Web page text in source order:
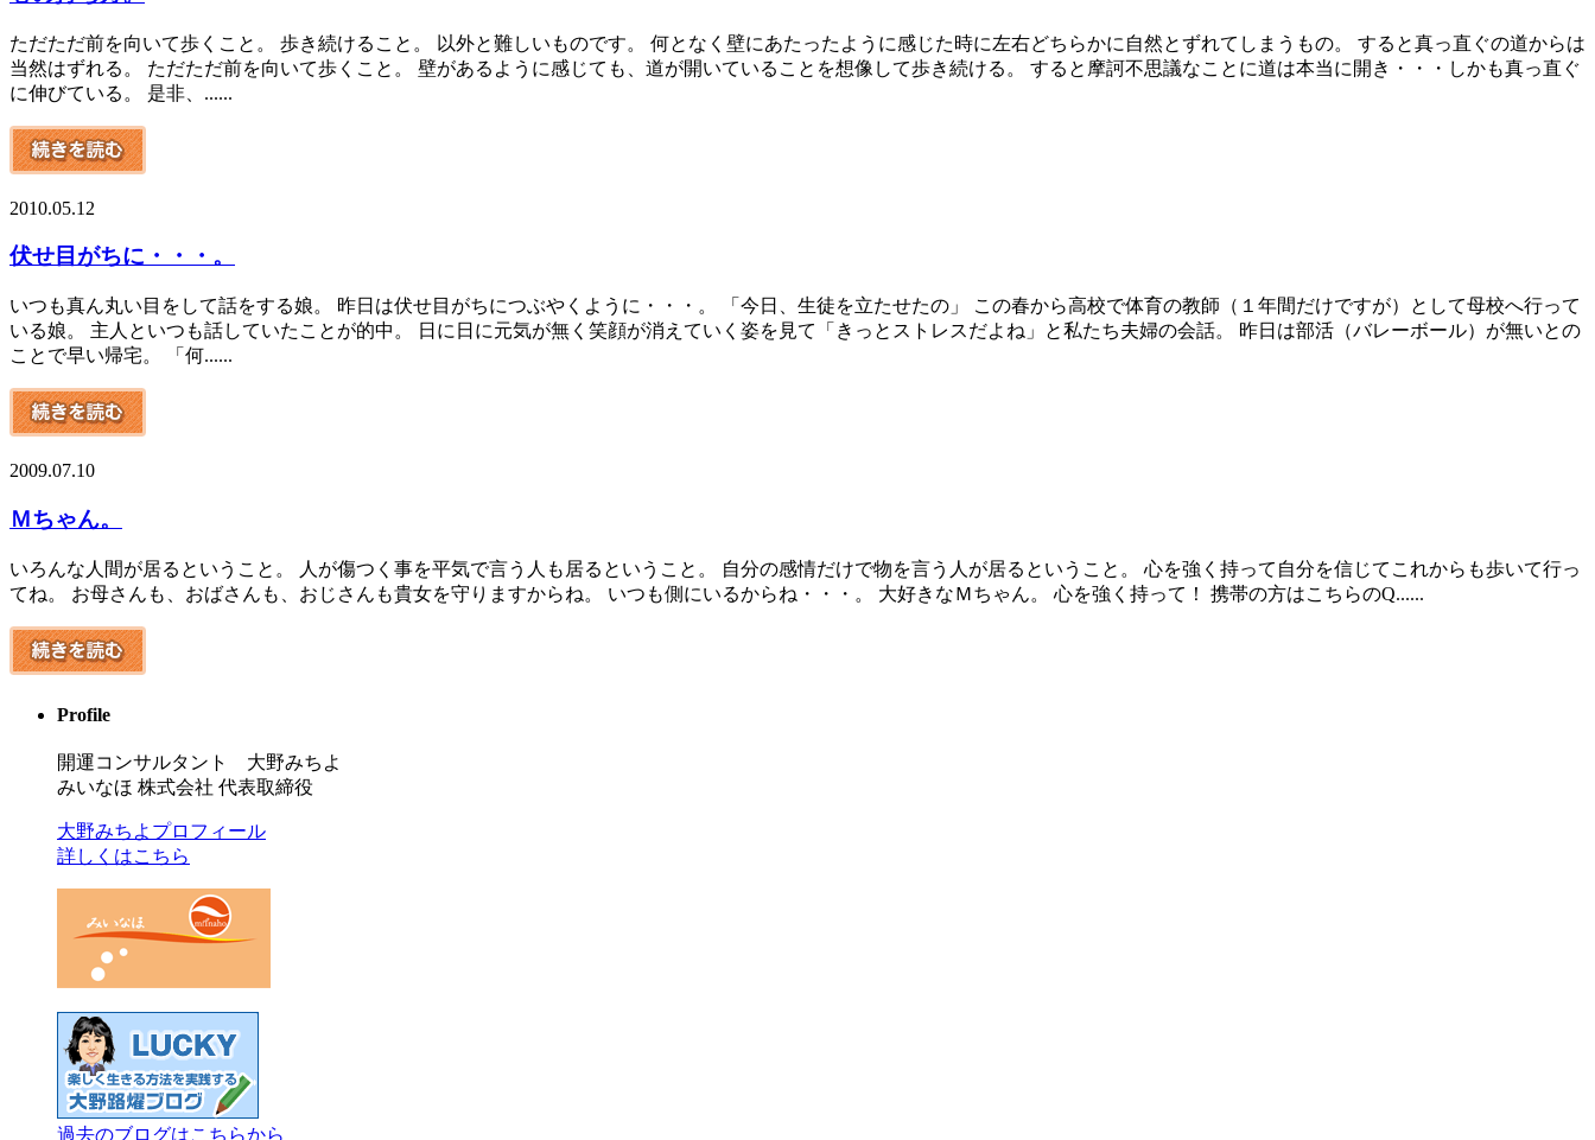
ただただ前を向いて歩くこと。 歩き続けること。 以外と難しいものです。 何となく壁にあたったように感じた時に左右どちらかに自然とずれてしまうもの。 すると真っ直ぐの道からは
当然はずれる。 ただただ前を向いて歩くこと。 壁があるように感じても、道が開いていることを想像して歩き続ける。 すると摩訶不思議なことに道は本当に開き・・・しかも真っ直ぐ
に伸びている。 是非、......
2010.05.12
伏せ目がちに・・・。
いつも真ん丸い目をして話をする娘。 昨日は伏せ目がちにつぶやくように・・・。 「今日、生徒を立たせたの」 この春から高校で体育の教師（１年間だけですが）として母校へ行って
いる娘。 主人といつも話していたことが的中。 日に日に元気が無く笑顔が消えていく姿を見て「きっとストレスだよね」と私たち夫婦の会話。 昨日は部活（バレーボール）が無いとの
ことで早い帰宅。 「何......
2009.07.10
Ｍちゃん。
いろんな人間が居るということ。 人が傷つく事を平気で言う人も居るということ。 自分の感情だけで物を言う人が居るということ。 心を強く持って自分を信じてこれからも歩いて行っ
てね。 お母さんも、おばさんも、おじさんも貴女を守りますからね。 いつも側にいるからね・・・。 大好きなＭちゃん。 心を強く持って！ 携帯の方はこちらのQ......
Profile
開運コンサルタント 大野みちよ
みいなほ 株式会社 代表取締役
大野みちよプロフィール
詳しくはこちら
過去のブログはこちらから